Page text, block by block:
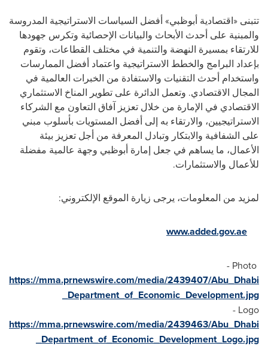
تتبنى «اقتصادية أبوظبي» أفضل السياسات الاستراتيجية المدروسة
والمبنية على أحدث الأبحاث والبيانات الإحصائية وتكرس جهودها
للارتقاء بمسيرة النهضة والتنمية في مختلف القطاعات، وتقوم
بإعداد البرامج والخطط الاستراتيجية واعتماد أفضل الممارسات
واستخدام أحدث التقنيات والاستفادة من الخبرات العالمية في
المجال الاقتصادي. وتعمل الدائرة على تطوير المناخ الاستثماري
الاقتصادي في الإمارة من خلال تعزيز آفاق التعاون مع الشركاء
الاستراتيجيين، والارتقاء به إلى أفضل المستويات بأسلوب مبني
على الشفافية والابتكار وتبادل المعرفة من أجل تعزيز بيئة
الأعمال، ما يساهم في جعل إمارة أبوظبي وجهة عالمية مفضلة
للأعمال والاستثمارات.
لمزيد من المعلومات، يرجى زيارة الموقع الإلكتروني:
www.added.gov.ae
https://mma.prnewswire.com/media/2439407/Abu_Dhabi
_Department_of_Economic_Development.jpg
Logo -
https://mma.prnewswire.com/media/2439463/Abu_Dhabi
_Department_of_Economic_Development_Logo.jpg